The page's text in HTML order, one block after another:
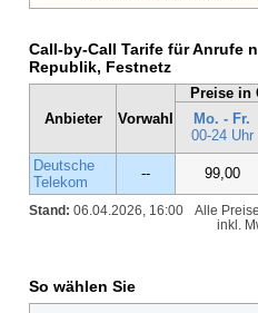
Call-by-Call Tarife für Anrufe
Republik, Festnetz
Anbieter Vorwahl
Preise in
Mo. - Fr.
00-24 Uhr
Deutsche
Telekom
-- 99,00
Stand: 06.04.2026, 16:00
Alle
inkl.
So wählen Sie